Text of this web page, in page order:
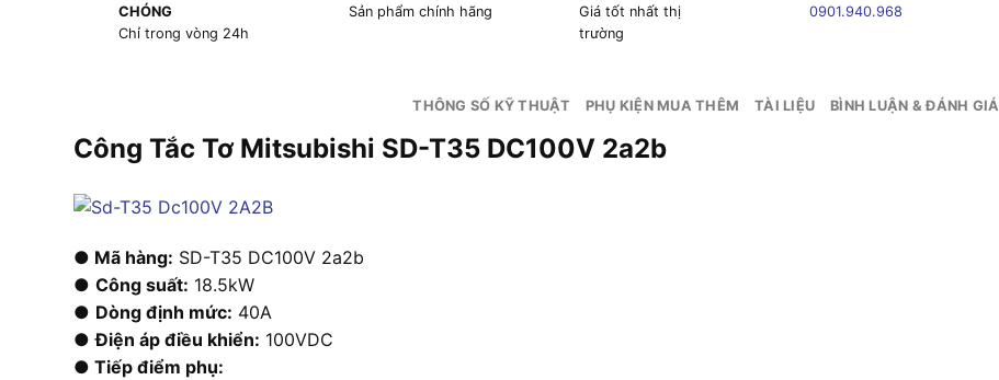
CHÓNG
Chỉ trong vòng 24h
Sản phẩm chính hãng
Giá tốt nhất thị
trường
0901.940.968
THÔNG SỐ KỸ THUẬT PHỤ KIỆN MUA THÊM TÀI LIỆU BÌNH LUẬN & ĐÁNH GIÁ
Công Tắc Tơ Mitsubishi SD-T35 DC100V 2a2b
● Mã hàng: SD-T35 DC100V 2a2b
● Công suất: 18.5kW
● Dòng định mức: 40A
●Điện áp điều khiển: 100VDC
● Tiếp điểm phụ: